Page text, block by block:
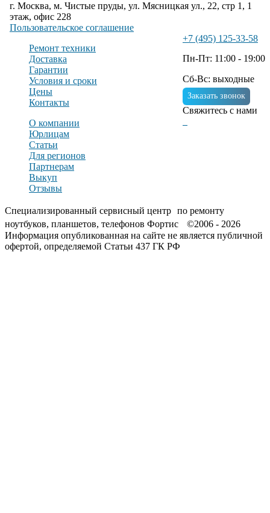
г. Москва, м. Чистые пруды, ул. Мясницкая ул., 22, стр 1, 1
этаж, офис 228
Пользовательское соглашение
Ремонт техники
Доставка
Гарантии
Условия и сроки
Цены
Контакты
О компании
Юрлицам
Статьи
Для регионов
Партнерам
Выкуп
Отзывы
+7 (495) 125-33-58
Пн-Пт: 11:00 - 19:00
Сб-Вс: выходные
Заказать звонок
Свяжитесь с нами
Специализированный сервисный центр по ремонту
ноутбуков, планшетов, телефонов Фортис ©2006 - 2026
Информация опубликованная на сайте не является публичной
офертой, определяемой Статьи 437 ГК РФ